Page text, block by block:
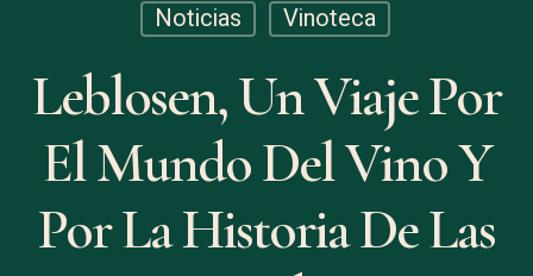
Noticias Vinoteca
Leblosen, Un Viaje Por
El Mundo Del Vino Y
Por La Historia De Las